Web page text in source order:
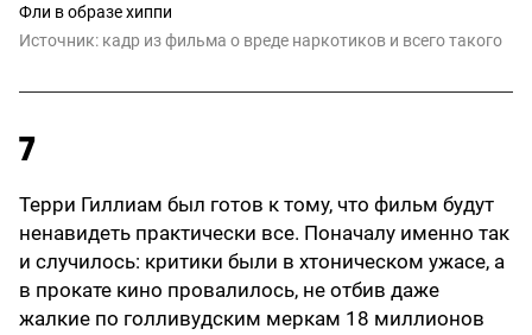
Фли в образе хиппи
Источник: кадр из фильма о вреде наркотиков и всего такого
7
Терри Гиллиам был готов к тому, что фильм будут
ненавидеть практически все. Поначалу именно так
и случилось: критики были в хтоническом ужасе, а
в прокате кино провалилось, не отбив даже
жалкие по голливудским меркам 18 миллионов